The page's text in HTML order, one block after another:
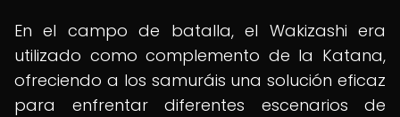
En el campo de batalla, el Wakizashi era
utilizado como complemento de la Katana,
ofreciendo a los samuráis una solución eficaz
para enfrentar diferentes escenarios de